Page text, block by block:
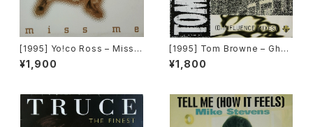
[1995] Yo!co Ross – Miss
Me [Columbia]
¥1,900
[1995] Tom Browne – Ghett
o Horn [Hip Bop Records]
¥1,800